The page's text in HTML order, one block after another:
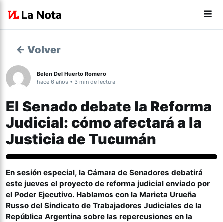
← Volver
Belen Del Huerto Romero
hace 6 años • 3 min de lectura
El Senado debate la Reforma
Judicial: cómo afectará a la
Justicia de Tucumán
Actualidad
En sesión especial, la Cámara de Senadores debatirá
este jueves el proyecto de reforma judicial enviado por
el Poder Ejecutivo. Hablamos con la Marieta Urueña
Russo del Sindicato de Trabajadores Judiciales de la
República Argentina sobre las repercusiones en la